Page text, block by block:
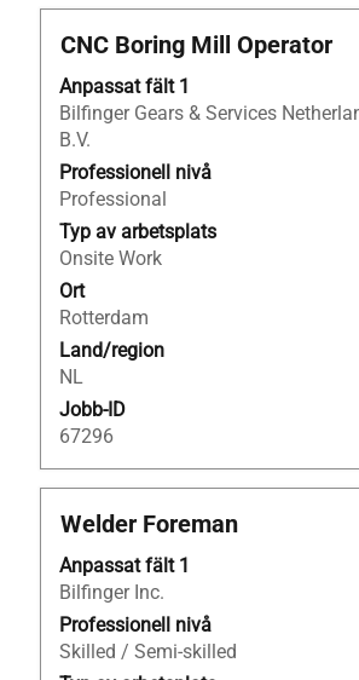
Titel
CNC Boring Mill Operator
Anpassat fält 1
Bilfinger Gears & Services
B.V.
Professionell nivå
Professional
Typ av arbetsplats
Onsite Work
Ort
Rotterdam
Land/region
NL
Jobb-ID
67296
Klicka
blankstegstangenten
för
att
visa
allt
innehåll
i
jobbeskrivningen.
Titel
Welder Foreman
Anpassat fält 1
Bilfinger Inc.
Professionell nivå
Skilled / Semi-skilled
Klicka
blankstegstangenten
för
att
visa